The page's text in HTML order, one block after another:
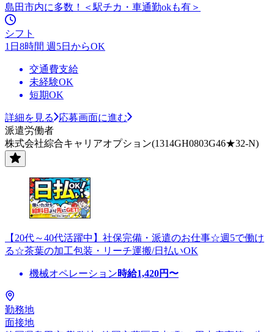
島田市内に多数！＜駅チカ・車通勤okも有＞
シフト
1日8時間 週5日からOK
交通費支給
未経験OK
短期OK
詳細を見る
応募画面に進む
派遣労働者
株式会社綜合キャリアオプション(1314GH0803G46★32-N)
【20代～40代活躍中】社保完備・派遣のお仕事☆週5で働け
る☆茶葉の加工包装・リーチ運搬/日払いOK
機械オペレーション時給1,420円〜
勤務地
面接地